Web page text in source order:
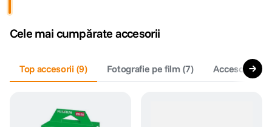
4 peak design
5. canon sx740 hs
card memorie
Cele mai cumpărate accesorii
Top accesorii (9) Fotografie pe film(7) Accesorii